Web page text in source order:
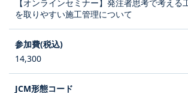
【オンラインセミナー】発注者思考で考える
を取りやすい施工管理について
14,300